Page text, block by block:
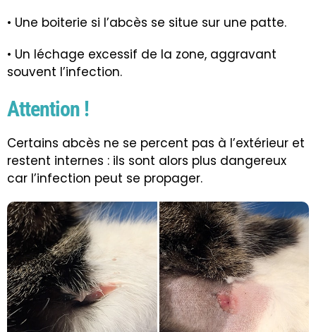
• Une boiterie si l’abcès se situe sur une patte.
• Un léchage excessif de la zone, aggravant
souvent l’infection.
Attention !
Certains abcès ne se percent pas à l’extérieur et
restent internes : ils sont alors plus dangereux
car l’infection peut se propager.